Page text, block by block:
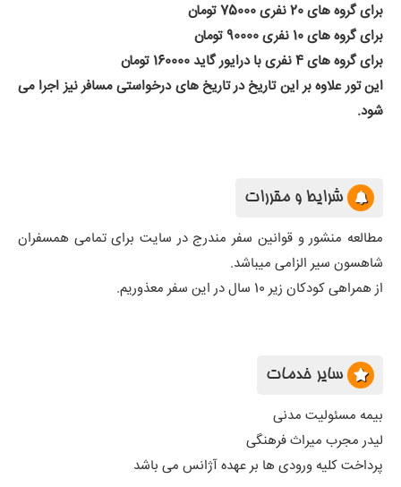
برای گروه های 20 نفری 75000 تومان
برای گروه های 10 نفری 90000 تومان
برای گروه های 4 نفری با درایور گاید 160000 تومان
این تور علاوه بر این تاریخ در تاریخ های درخواستی مسافر نیز اجرا می
شود.
شرایط و مقررات
مطالعه منشور و قوانین سفر مندرج در سایت برای تمامی همسفران
شاهسون سیر الزامی میباشد.
از همراهی کودکان زیر 10 سال در این سفر معذوریم
.
سایر خدمات
بیمه مسئولیت مدنی
لیدر مجرب میراث فرهنگی
پرداخت کلیه ورودی ها بر عهده آژانس می باشد